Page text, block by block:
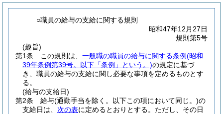
○職員の給与の支給に関する規則
昭和47年12月27日
規則第5号
(趣旨)
第1条
この規則は、 一般職の職員の給与に関する条例(昭和
39年条例第39号。以下「条例」という。)の規定に基づ
き、職員の給与の支給に関し必要な事項を定めるものとす
る。
(給与の支給日)
第2条
給与(通勤手当を除く。以下この項において同じ。)の
支給日は、 次の表に定めるとおりとする。 ただし、その日